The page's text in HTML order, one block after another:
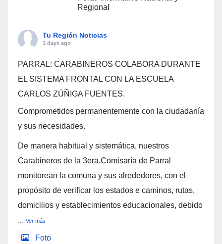
Regional
Tu Región Noticias
3 days ago
PARRAL: CARABINEROS COLABORA DURANTE
EL SISTEMA FRONTAL CON LA ESCUELA
CARLOS ZÚÑIGA FUENTES.
Comprometidos permanentemente con la ciudadanía
y sus necesidades.
De manera habitual y sistemática, nuestros
Carabineros de la 3era.Comisaría de Parral
monitorean la comuna y sus alrededores, con el
propósito de verificar los estados e caminos, rutas,
domicilios y establecimientos educacionales, debido
... Ver más
Foto